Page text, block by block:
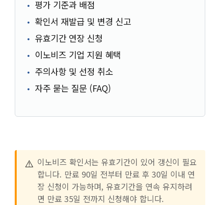
평가 기준과 배점
확인서 재발급 및 변경 신고
유효기간 연장 신청
이노비즈 기업 지원 혜택
주의사항 및 선정 취소
자주 묻는 질문 (FAQ)
⚠️ 이노비즈 확인서는 유효기간이 있어 갱신이 필요
합니다. 만료 90일 전부터 만료 후 30일 이내 연
장 신청이 가능하며, 유효기간을 연속 유지하려
면 만료 35일 전까지 신청해야 합니다.